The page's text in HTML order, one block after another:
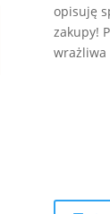
opisuję
zakupy!
wrażliwa